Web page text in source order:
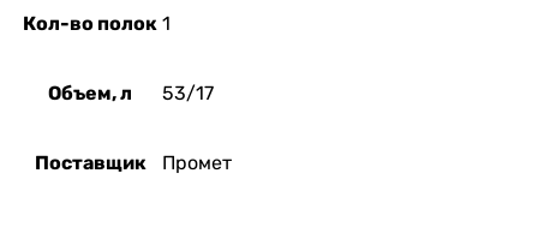
Кол-во полок 1
Объем, л 53/17
Поставщик Промет